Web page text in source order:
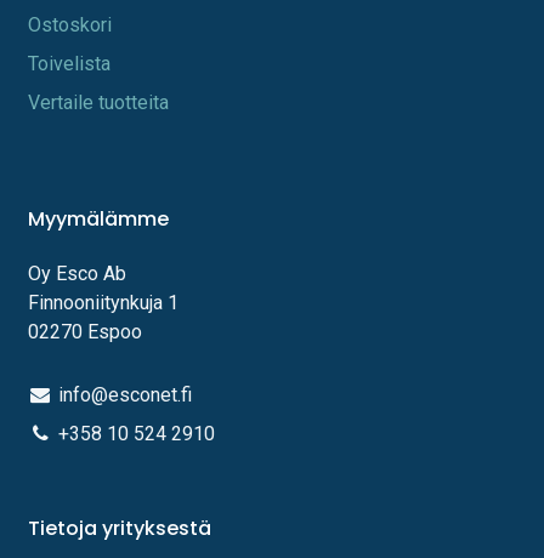
Os​toskori
Toi​velista
Vertaile tuotteita
Myymälämme
Oy Esco Ab
Finnooniitynkuja 1
02270 Espoo
info@esconet.fi
+358 10 524 2910
Tietoja yrityksestä